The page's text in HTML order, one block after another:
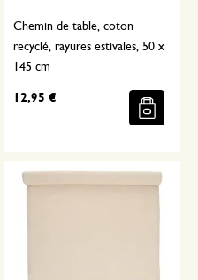
Chemin de table, coton
recyclé, rayures estivales, 50 x
145 cm
12,95 €